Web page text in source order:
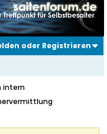
oder Registrieren
intern